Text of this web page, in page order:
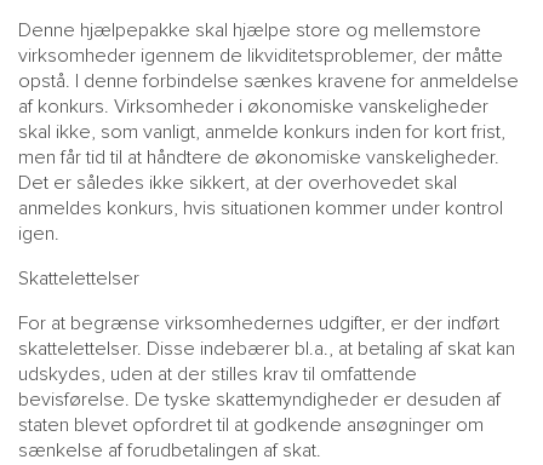
Denne hjælpepakke skal hjælpe store og mellemstore
virksomheder igennem de likviditetsproblemer, der måtte
opstå. I denne forbindelse sænkes kravene for anmeldelse
af konkurs. Virksomheder i økonomiske vanskeligheder
skal ikke, som vanligt, anmelde konkurs inden for kort frist,
men får tid til at håndtere de økonomiske vanskeligheder.
Det er således ikke sikkert, at der overhovedet skal
anmeldes konkurs, hvis situationen kommer under kontrol
igen.
Skattelettelser
For at begrænse virksomhedernes udgifter, er der indført
skattelettelser. Disse indebærer bl.a., at betaling af skat kan
udskydes, uden at der stilles krav til omfattende
bevisførelse. De tyske skattemyndigheder er desuden af
staten blevet opfordret til at godkende ansøgninger om
sænkelse af forudbetalingen af skat.